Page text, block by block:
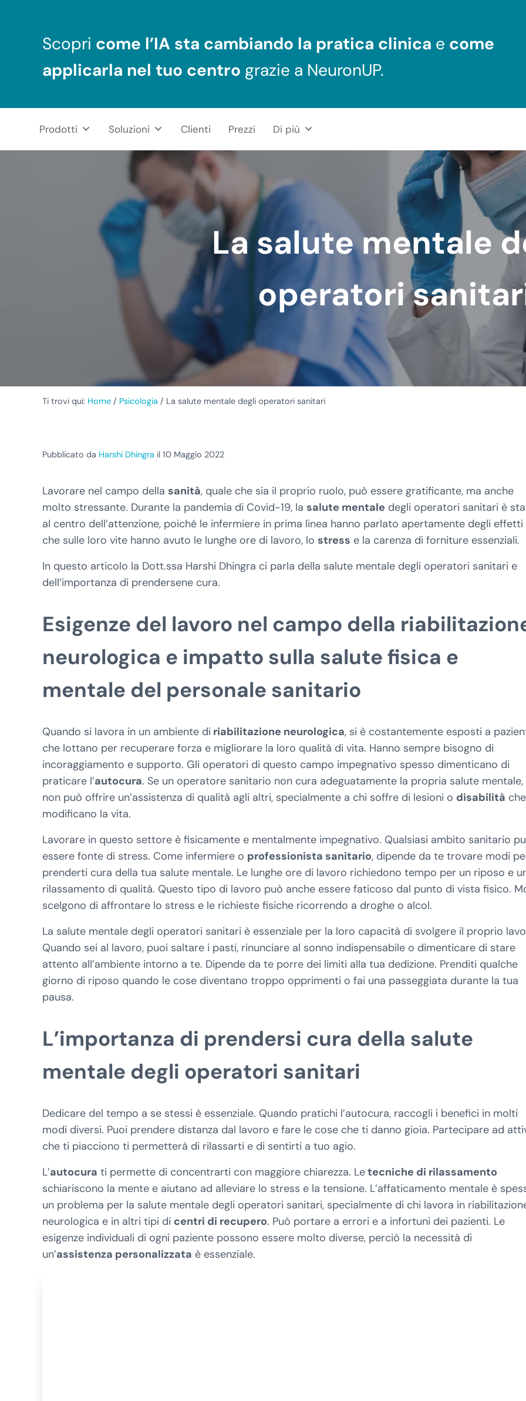
Scopri come l’IA sta cambiando la pratica clinica e come
applicarla nel tuo centro grazie a NeuronUP.
NeuronUP
RIABILITAZIONE COGNITIVA PROFESSIONALE
Prodotti Soluzioni Clienti Prezzi Di più
La salute mentale
operatori
Ti trovi qui: Home / Psicologia / La salute mentale degli operatori sanitari
Pubblicato da Harshi Dhingra il 10 Maggio 2022
Lavorare nel campo della sanità, quale che sia il proprio ruolo, può essere gratificante, ma anche
molto stressante. Durante la pandemia di Covid-19, la salute mentale degli operatori sanitari è
al centro dell’attenzione, poiché le infermiere in prima linea hanno parlato apertamente degli effetti
che sulle loro vite hanno avuto le lunghe ore di lavoro, lo stress e la carenza di forniture essenziali.
In questo articolo la Dott.ssa Harshi Dhingra ci parla della salute mentale degli operatori sanitari e
dell’importanza di prendersene cura.
Esigenze del lavoro nel campo della
neurologica e impatto sulla salute fisica e
mentale del personale sanitario
Quando si lavora in un ambiente di riabilitazione neurologica, si è costantemente esposti a
che lottano per recuperare forza e migliorare la loro qualità di vita. Hanno sempre bisogno di
incoraggiamento e supporto. Gli operatori di questo campo impegnativo spesso dimenticano di
praticare l’autocura. Se un operatore sanitario non cura adeguatamente la propria salute mentale,
non può offrire un’assistenza di qualità agli altri, specialmente a chi soffre di lesioni o disabilità che
modificano la vita.
Lavorare in questo settore è fisicamente e mentalmente impegnativo. Qualsiasi ambito sanitario
essere fonte di stress. Come infermiere o professionista sanitario, dipende da te trovare modi
prenderti cura della tua salute mentale. Le lunghe ore di lavoro richiedono tempo per un riposo e
rilassamento di qualità. Questo tipo di lavoro può anche essere faticoso dal punto di vista fisico.
scelgono di affrontare lo stress e le richieste fisiche ricorrendo a droghe o alcol.
La salute mentale degli operatori sanitari è essenziale per la loro capacità di svolgere il proprio
Quando sei al lavoro, puoi saltare i pasti, rinunciare al sonno indispensabile o dimenticare di stare
attento all’ambiente intorno a te. Dipende da te porre dei limiti alla tua dedizione. Prenditi qualche
giorno di riposo quando le cose diventano troppo opprimenti o fai una passeggiata durante la tua
pausa.
L’importanza di prendersi cura della salute
mentale degli operatori sanitari
Dedicare del tempo a se stessi è essenziale. Quando pratichi l’autocura, raccogli i benefici in molti
modi diversi. Puoi prendere distanza dal lavoro e fare le cose che ti danno gioia. Partecipare ad
che ti piacciono ti permetterà di rilassarti e di sentirti a tuo agio.
L’autocura ti permette di concentrarti con maggiore chiarezza. Letecniche di rilassamento
schiariscono la mente e aiutano ad alleviare lo stress e la tensione. L’affaticamento mentale è
un problema per la salute mentale degli operatori sanitari, specialmente di chi lavora in
neurologica e in altri tipi di centri di recupero. Può portare a errori e a infortuni dei pazienti. Le
esigenze individuali di ogni paziente possono essere molto diverse, perciò la necessità di
un’assistenza personalizzata è essenziale.